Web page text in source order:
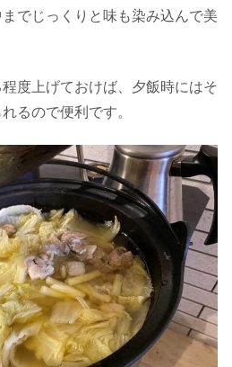
でじっくりと味も染み込んで美
度上げておけば、夕飯時にはそ
るので便利です。